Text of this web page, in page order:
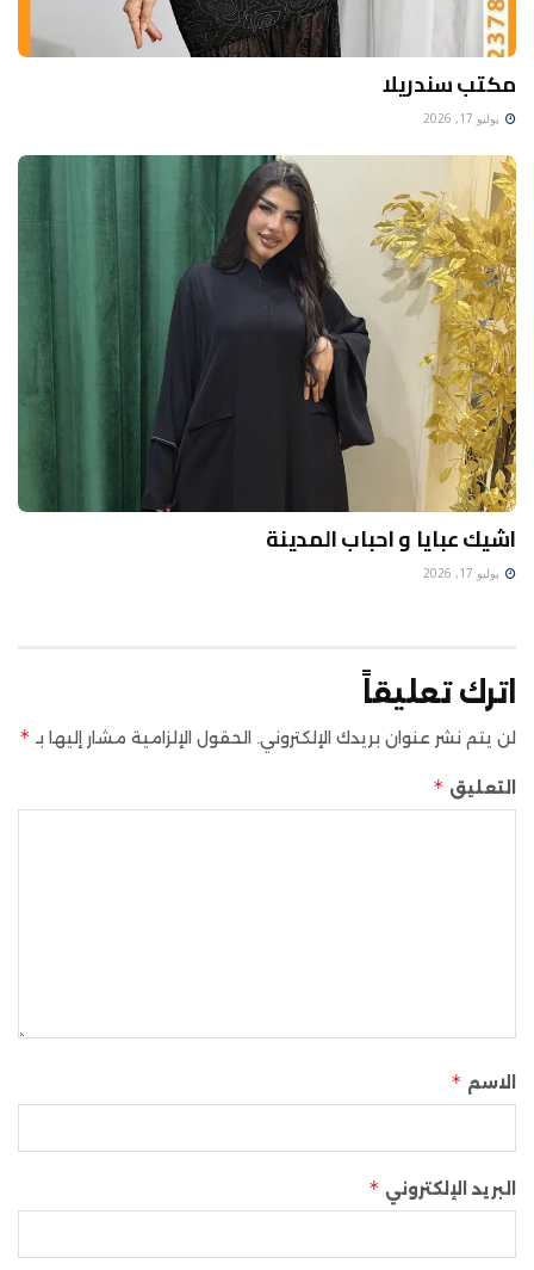
مكتب سندريلا
يوليو 17, 2026
اشيك عبايا و احباب المدينة
يوليو 17, 2026
اترك تعليقاً
لن يتم نشر عنوان بريدك الإلكتروني. الحقول الإلزامية مشار إليها بـ *
التعليق *
الاسم *
البريد الإلكتروني *